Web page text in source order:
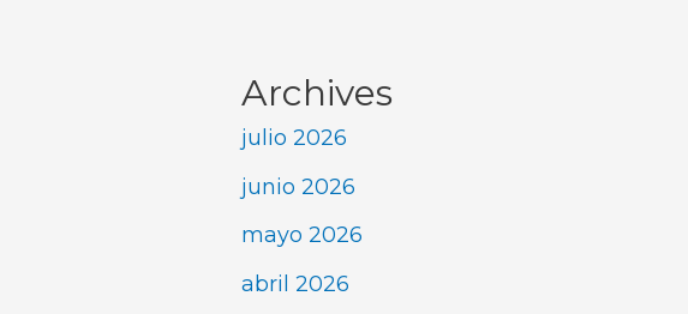
Archives
julio 2026
junio 2026
mayo 2026
abril 2026